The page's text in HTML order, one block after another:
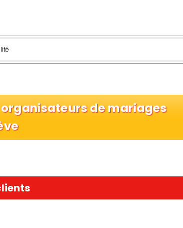
organisateurs de mariages